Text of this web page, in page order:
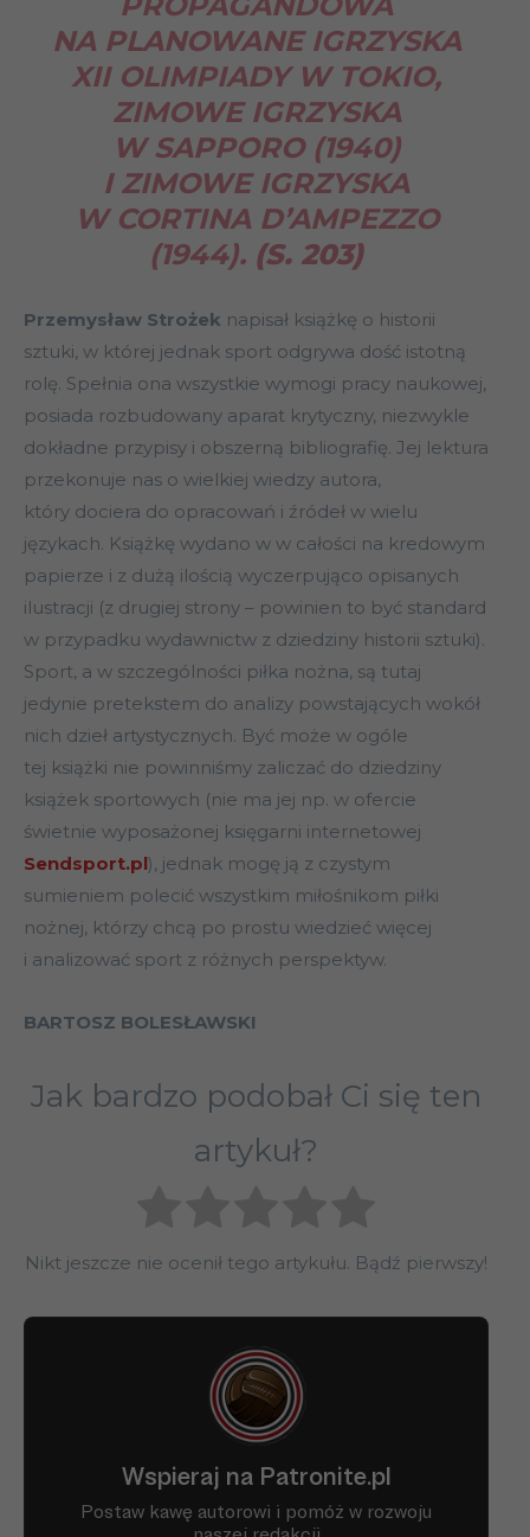
NA PLANOWANE IGRZYSKA
XII OLIMPIADY W TOKIO,
ZIMOWE IGRZYSKA
W SAPPORO (1940)
I ZIMOWE IGRZYSKA
W CORTINA D’AMPEZZO
(1944). (S. 203)
Przemysław Strożek napisał książkę o historii
sztuki, w której jednak sport odgrywa dość istotną
rolę. Spełnia ona wszystkie wymogi pracy naukowej,
posiada rozbudowany aparat krytyczny, niezwykle
dokładne przypisy i obszerną bibliografię. Jej lektura
przekonuje nas o wielkiej wiedzy autora,
który dociera do opracowań i źródeł w wielu
językach. Książkę wydano w w całości na kredowym
papierze i z dużą ilością wyczerpująco opisanych
ilustracji (z drugiej strony – powinien to być standard
w przypadku wydawnictw z dziedziny historii sztuki).
Sport, a w szczególności piłka nożna, są tutaj
jedynie pretekstem do analizy powstających wokół
nich dzieł artystycznych. Być może w ogóle
tej książki nie powinniśmy zaliczać do dziedziny
książek sportowych (nie ma jej np. w ofercie
świetnie wyposażonej księgarni internetowej
Sendsport.pl), jednak mogę ją z czystym
sumieniem polecić wszystkim miłośnikom piłki
nożnej, którzy chcą po prostu wiedzieć więcej
i analizować sport z różnych perspektyw.
BARTOSZ BOLESŁAWSKI
Jak bardzo podobał Ci się ten
artykuł?
Nikt jeszcze nie ocenił tego artykułu. Bądź pierwszy!